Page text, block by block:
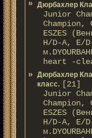
Дюрбахлер
Junior
Champion,
ESZES
H/D-A, E/
heart -
Дюрбахлер
класс. [21]
Junior
Champion,
ESZES
H/D-A, E/